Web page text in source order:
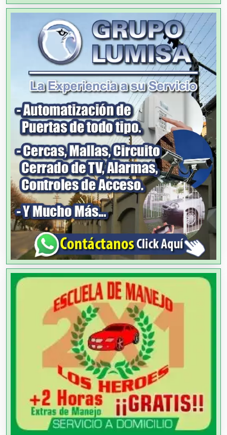
Almacenaje
Alquiler de Autos
Alquiler de Equipos para Fiestas
Alquiler de Sillas y Mesas
Alquiler de Trajes de Etiqueta
Alta Costura
Aluminio
Ambulancias
Análisis Clínicos
Análisis de Aguas
Animadores de Eventos
Aparatos y Equipos Eléctricos